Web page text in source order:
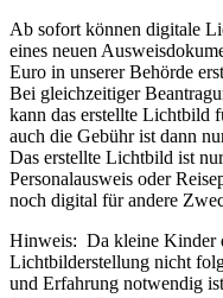
Ab sofort können digitale
eines neuen
Euro in unserer Behörde
Bei gleichzeitiger
kann das erstellte Lichtbild
auch die Gebühr ist dann
Das erstellte Lichtbild ist
Personalausweis oder
noch digital für andere
Hinweis: Da kleine Kinder
Lichtbilderstellung nicht
und Erfahrung notwendig